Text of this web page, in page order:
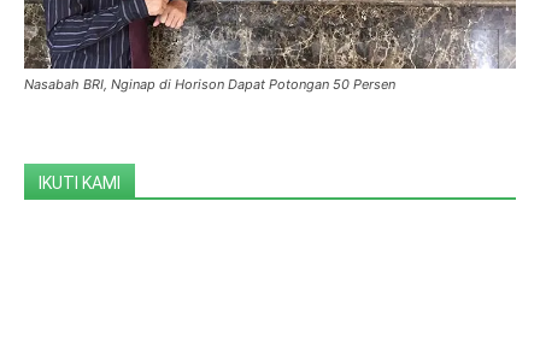
Nasabah BRI, Nginap di Horison Dapat Potongan 50 Persen
IKUTI KAMI